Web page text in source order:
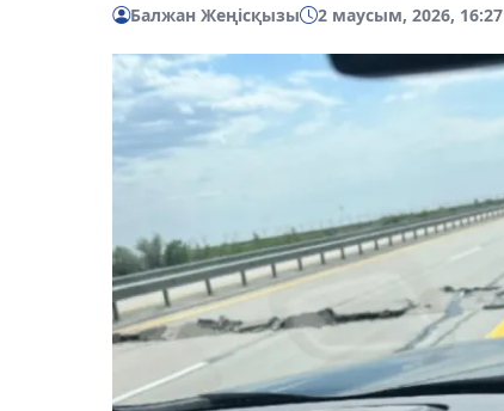
Балжан Жеңісқызы 2 маусым, 2026, 16:27